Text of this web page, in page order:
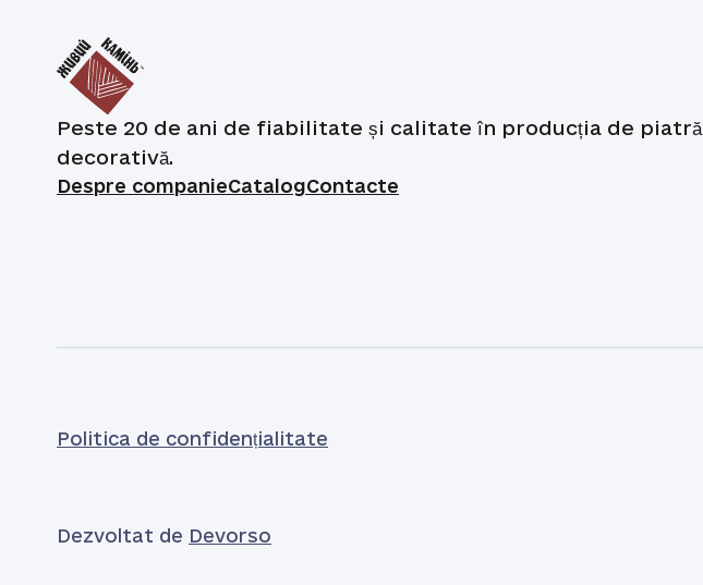
Peste 20 de ani de fiabilitate și calitate în producția de piatră
decorativă.
Despre companieCatalogContacte
Politica de confidențialitate
Dezvoltat de Devorso